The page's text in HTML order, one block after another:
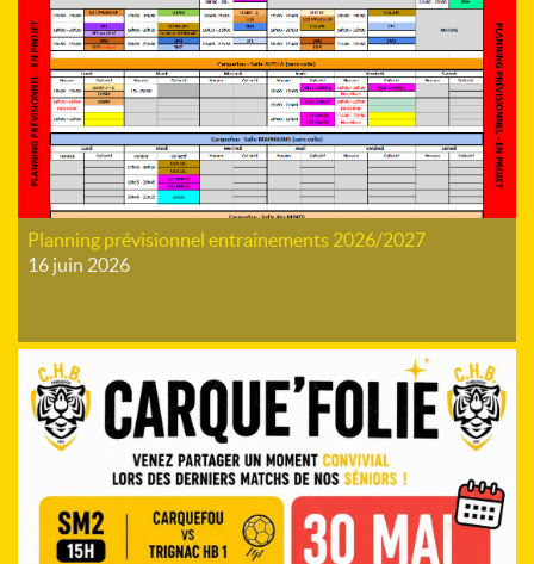
Planning prévisionnel entrainements 2026/2027
16 juin 2026